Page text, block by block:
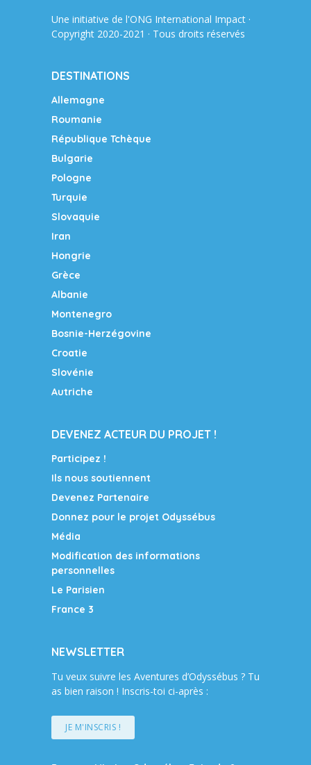
Une initiative de l'ONG International Impact ·
Copyright 2020-2021 · Tous droits réservés
DESTINATIONS
Allemagne
Roumanie
République Tchèque
Bulgarie
Pologne
Turquie
Slovaquie
Iran
Hongrie
Grèce
Albanie
Montenegro
Bosnie-Herzégovine
Croatie
Slovénie
Autriche
DEVENEZ ACTEUR DU PROJET !
Participez !
Ils nous soutiennent
Devenez Partenaire
Donnez pour le projet Odyssébus
Média
Modification des informations
personnelles
Le Parisien
France 3
NEWSLETTER
Tu veux suivre les Aventures d’Odyssébus ? Tu
as bien raison ! Inscris-toi ci-après :
JE M'INSCRIS !